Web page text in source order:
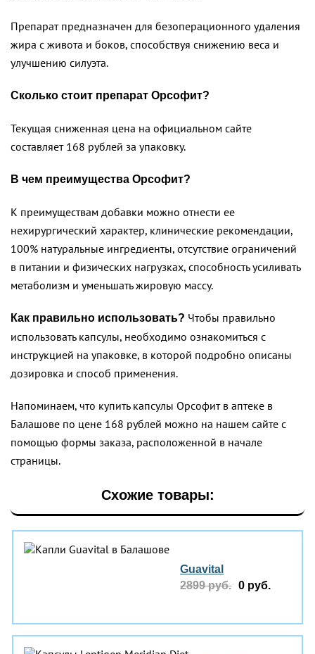
Препарат предназначен для безоперационного удаления
жира с живота и боков, способствуя снижению веса и
улучшению силуэта.
Сколько стоит препарат Орсофит?
Текущая сниженная цена на официальном сайте
составляет 168 рублей за упаковку.
В чем преимущества Орсофит?
К преимуществам добавки можно отнести ее
нехирургический характер, клинические рекомендации,
100% натуральные ингредиенты, отсутствие ограничений
в питании и физических нагрузках, способность усиливать
метаболизм и уменьшать жировую массу.
Как правильно использовать? Чтобы правильно
использовать капсулы, необходимо ознакомиться с
инструкцией на упаковке, в которой подробно описаны
дозировка и способ применения.
Напоминаем, что купить капсулы Орсофит в аптеке в
Балашове по цене 168 рублей можно на нашем сайте с
помощью формы заказа, расположенной в начале
страницы.
Схожие товары:
Guavital
2899 руб. 0 руб.